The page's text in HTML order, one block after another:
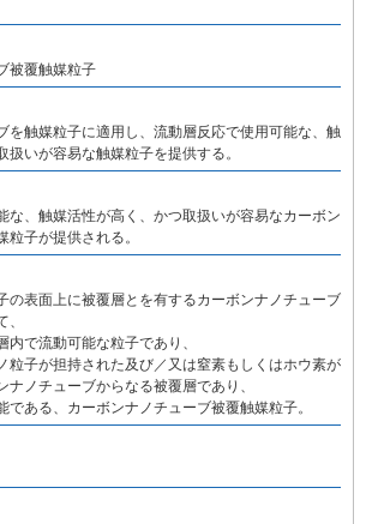
被覆触媒粒子
を触媒粒子に適用し、流動層反応で使用可能な、触
扱いが容易な触媒粒子を提供する。
な、触媒活性が高く、かつ取扱いが容易なカーボン
子が提供される。
の表面上に被覆層とを有するカーボンナノチューブ
内で流動可能な粒子であり、
粒子が担持された及び／又は窒素もしくはホウ素が
ナノチューブからなる被覆層であり、
である、カーボンナノチューブ被覆触媒粒子。